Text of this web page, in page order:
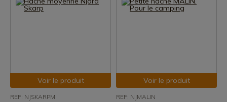
Voir le produit
REF: NJSKARPM
Voir le produit
REF: NJMALIN